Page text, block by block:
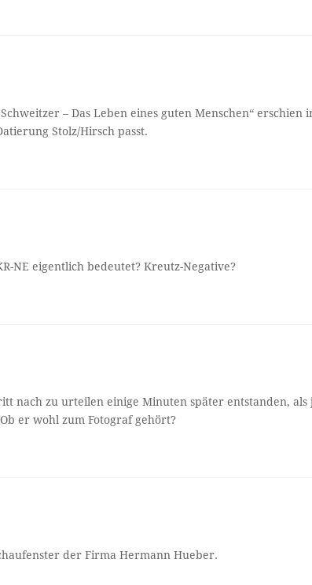
– Das Leben eines guten Menschen“ erschien
Stolz/Hirsch passt.
NE eigentlich bedeutet? Kreutz-Negative?
nach zu urteilen einige Minuten später entstanden, als
er wohl zum Fotograf gehört?
der Firma Hermann Hueber.